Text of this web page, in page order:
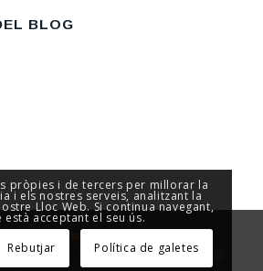
BLOG
d’Accesos
pròpies i de tercers per millorar la
i els nostres serveis, analitzant la
Lloc Web. Si continua navegant,
està acceptant el seu ús.
Rebutjar Política de galetes